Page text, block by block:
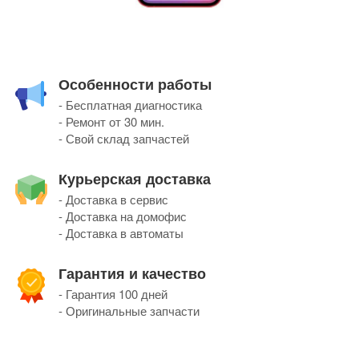
Особенности работы
- Бесплатная диагностика
- Ремонт от 30 мин.
- Свой склад запчастей
Курьерская доставка
- Доставка в сервис
- Доставка на домофис
- Доставка в автоматы
Гарантия и качество
- Гарантия 100 дней
- Оригинальные запчасти